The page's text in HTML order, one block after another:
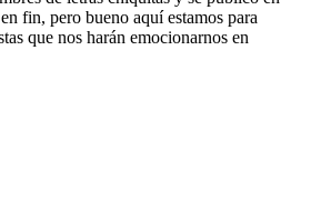
fin, pero bueno aquí estamos para
que nos harán emocionarnos en